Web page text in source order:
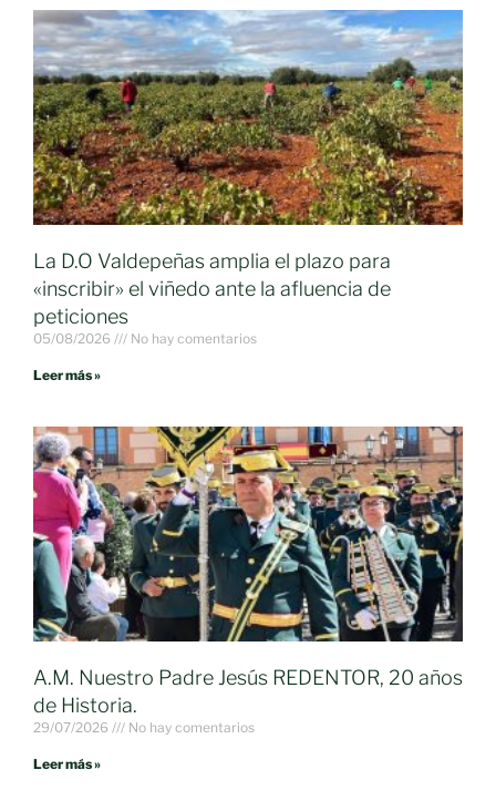
La D.O Valdepeñas amplia el plazo para
«inscribir» el viñedo ante la afluencia de
peticiones
05/08/2026 No hay comentarios
Leer más »
A.M. Nuestro Padre Jesús REDENTOR, 20 años
de Historia.
29/07/2026 No hay comentarios
Leer más »